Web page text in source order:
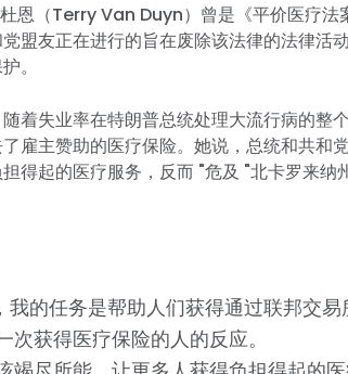
恩（Terry Van Duyn）曾是《平价医疗法
盟友正在进行的旨在废除该法律的法律活
。
着失业率在特朗普总统处理大流行病的整
雇主赞助的医疗保险。她说，总统和共和
得起的医疗服务，反而 "危及 "北卡罗来纳
的任务是帮助人们获得通过联邦交
获得医疗保险的人的反应。